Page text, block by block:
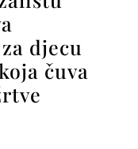
djecu
čuva